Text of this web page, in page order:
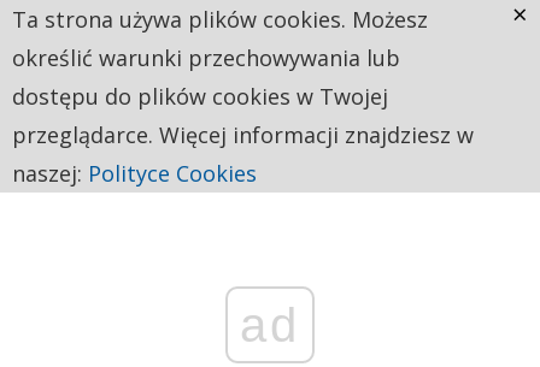
ad
Ta strona używa plików cookies. Możesz
określić warunki przechowywania lub
dostępu do plików cookies w Twojej
przeglądarce. Więcej informacji znajdziesz w
naszej: Polityce Cookies
×